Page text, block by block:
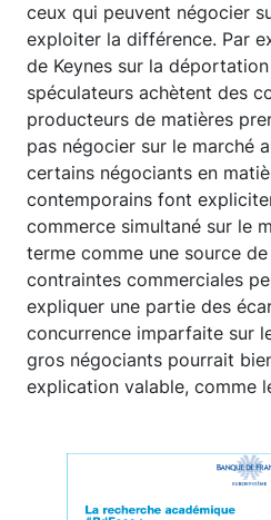
ceux qui peuvent négocier
exploiter la différence. Par
de Keynes sur la
spéculateurs achètent des
producteurs de matières
pas négocier sur le marché
certains négociants en
contemporains font
commerce simultané sur le
terme comme une source
contraintes commerciales
expliquer une partie des
concurrence imparfaite sur
gros négociants pourrait
explication valable, comme